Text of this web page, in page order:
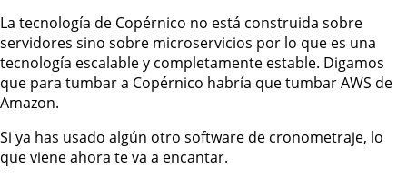
La tecnología de Copérnico no está construida sobre
servidores sino sobre microservicios por lo que es una
tecnología escalable y completamente estable. Digamos
que para tumbar a Copérnico habría que tumbar AWS de
Amazon.
Si ya has usado algún otro software de cronometraje, lo
que viene ahora te va a encantar.